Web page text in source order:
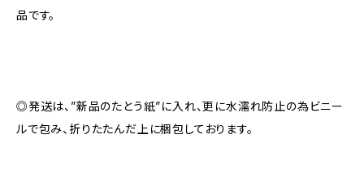
品です。
◎発送は、”新品のたとう紙”に入れ、更に水濡れ防止の為ビニー
ルで包み、折りたたんだ上に梱包しております。